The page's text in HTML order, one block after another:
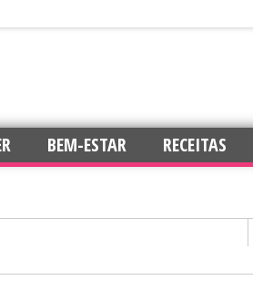
BEM-ESTAR RECEITAS